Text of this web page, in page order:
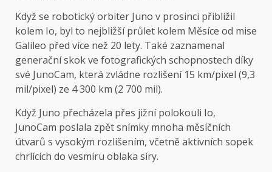
Když se robotický orbiter Juno v prosinci přiblížil
kolem Io, byl to nejbližší průlet kolem Měsíce od mise
Galileo před více než 20 lety. Také zaznamenal
generační skok ve fotografických schopnostech díky
své JunoCam, která zvládne rozlišení 15 km/pixel (9,3
mil/pixel) ze 4 300 km (2 700 mil).
Když Juno přecházela přes jižní polokouli Io,
JunoCam poslala zpět snímky mnoha měsíčních
útvarů s vysokým rozlišením, včetně aktivních sopek
chrlících do vesmíru oblaka síry.